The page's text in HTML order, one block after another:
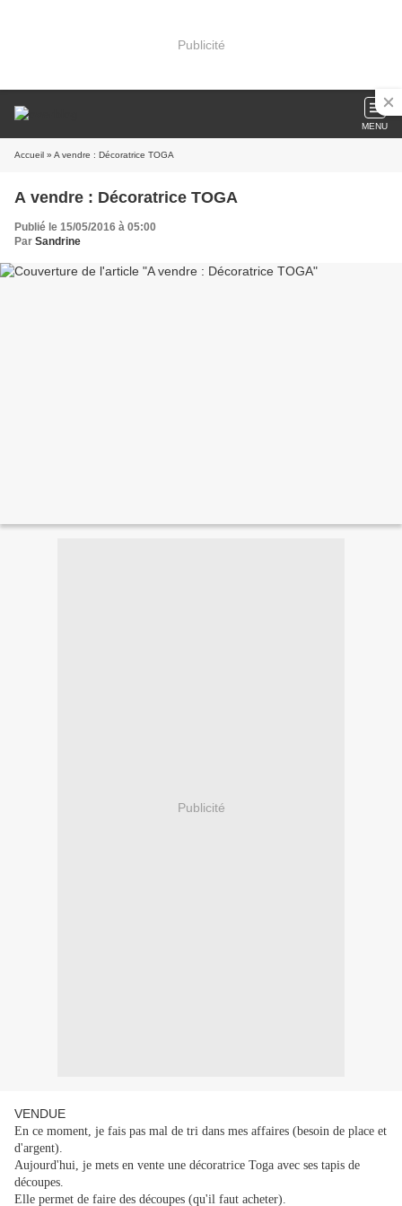
Publicité
MENU
Accueil » A vendre : Décoratrice TOGA
A vendre : Décoratrice TOGA
Publié le 15/05/2016 à 05:00
Par Sandrine
Publicité
VENDUE
En ce moment, je fais pas mal de tri dans mes affaires (besoin de place et
d'argent).
Aujourd'hui, je mets en vente une décoratrice Toga avec ses tapis de
découpes.
Elle permet de faire des découpes (qu'il faut acheter).